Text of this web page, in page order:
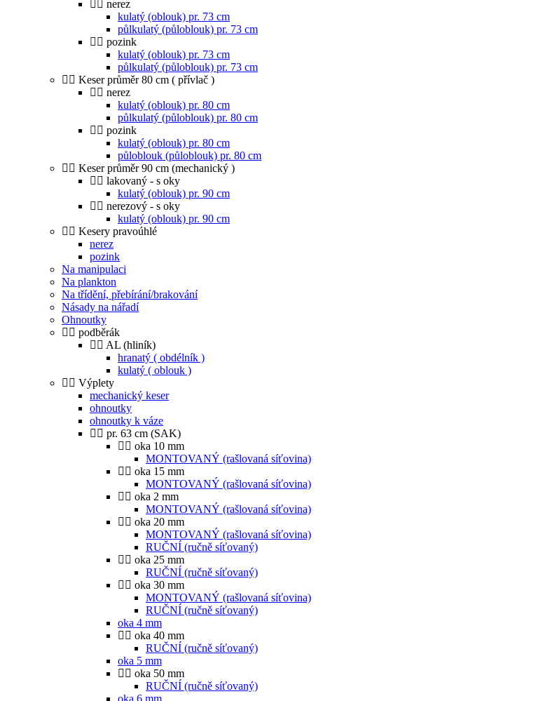
nerez
kulatý (oblouk) pr. 73 cm
půlkulatý (půloblouk) pr. 73 cm
pozink
kulatý (oblouk) pr. 73 cm
půlkulatý (půloblouk) pr. 73 cm
Keser průměr 80 cm ( přívlač )
nerez
kulatý (oblouk) pr. 80 cm
půlkulatý (půloblouk) pr. 80 cm
pozink
kulatý (oblouk) pr. 80 cm
půloblouk (půloblouk) pr. 80 cm
Keser průměr 90 cm (mechanický )
lakovaný - s oky
kulatý (oblouk) pr. 90 cm
nerezový - s oky
kulatý (oblouk) pr. 90 cm
Kesery pravoúhlé
nerez
pozink
Na manipulaci
Na plankton
Na třídění, přebírání/brakování
Násady na nářadí
Ohnoutky
podběrák
AL (hliník)
hranatý ( obdélník )
kulatý ( oblouk )
Výplety
mechanický keser
ohnoutky
ohnoutky k váze
pr. 63 cm (SAK)
oka 10 mm
MONTOVANÝ (rašlovaná síťovina)
oka 15 mm
MONTOVANÝ (rašlovaná síťovina)
oka 2 mm
MONTOVANÝ (rašlovaná síťovina)
oka 20 mm
MONTOVANÝ (rašlovaná síťovina)
RUČNÍ (ručně síťovaný)
oka 25 mm
RUČNÍ (ručně síťovaný)
oka 30 mm
MONTOVANÝ (rašlovaná síťovina)
RUČNÍ (ručně síťovaný)
oka 4 mm
oka 40 mm
RUČNÍ (ručně síťovaný)
oka 5 mm
oka 50 mm
RUČNÍ (ručně síťovaný)
oka 6 mm